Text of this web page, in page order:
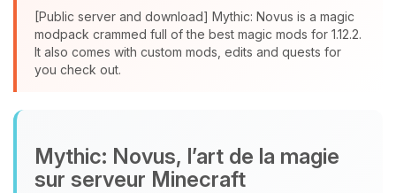
[Public server and download] Mythic: Novus is a magic
modpack crammed full of the best magic mods for 1.12.2.
It also comes with custom mods, edits and quests for
you check out.
Mythic: Novus, l’art de la magie
sur serveur Minecraft
assistant BoxToPlay. Dis-moi ce dont
tu as besoin et je vais remuer mes
petits circuits pour t’aider.
06/08/2026 à 13:17